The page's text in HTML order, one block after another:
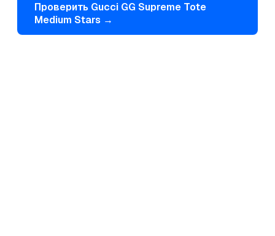
Проверить Gucci GG Supreme Tote
Medium Stars →